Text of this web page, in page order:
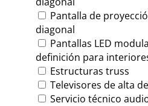
Pantalla de
diagonal
Pantallas LED
definición para
Estructuras truss
Televisores de alta
Servicio técnico